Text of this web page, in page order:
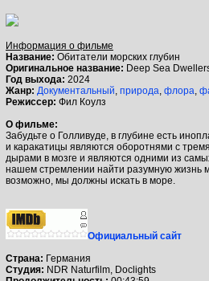
Информация о фильме
Название: Обитатели морских глубин
Оригинальное название: Deep Sea
Год выхода: 2024
Жанр: Документальный, природа, флора,
Режиссер: Фил Коулз
О фильме:
Забудьте о Голливуде, в глубине есть
и каракатицы являются оборотнями с
дырами в мозге и являются одними из
нашем стремлении найти разумную жизнь
возможно, мы должны искать в море.
Официальный сайт
Страна: Германия
Студия: NDR Naturfilm, Doclights